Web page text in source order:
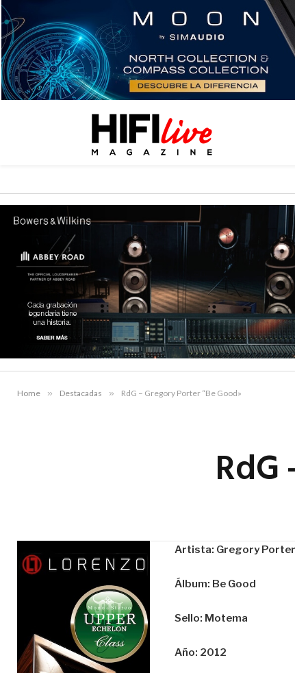
Home » Destacadas » RdG – Gregory Porter “Be Good»
Artista: Gregory Porter
Álbum: Be Good
Sello: Motema
Año: 2012